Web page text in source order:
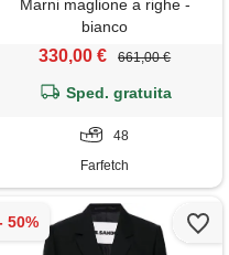
Marni maglione a righe -
bianco
330,00 € 661,00 €
Sped. gratuita
48
Farfetch